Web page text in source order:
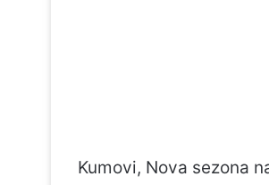
Kumovi, Nova sezona